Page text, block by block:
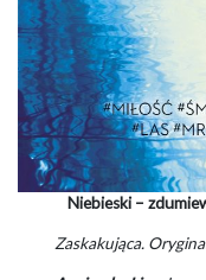
Niebieski–
Zaskakująca.